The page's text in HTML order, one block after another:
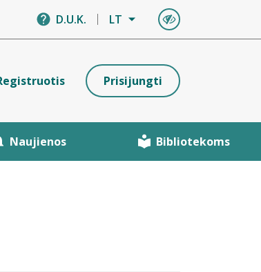
D.U.K. LT
Prisijungti
Naujienos Bibliotekoms